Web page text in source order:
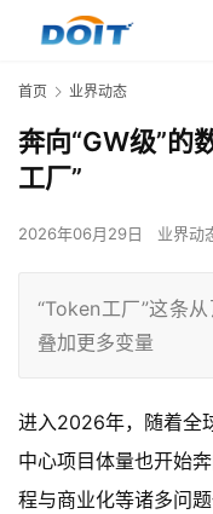
首页 业界动态
奔向“GW级”的
工厂”
2026年06月29日 业界动
“Token工厂”这条
叠加更多变量
进入2026年，随着全
中心项目体量也开始
程与商业化等诸多问